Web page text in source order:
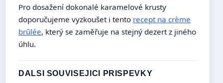
Pro dosažení dokonalé karamelové krusty
doporučujeme vyzkoušet i tento recept na crème
brûlée, který se zaměřuje na stejný dezert z jiného
úhlu.
DALSI SOUVISEJICI PRISPEVKY